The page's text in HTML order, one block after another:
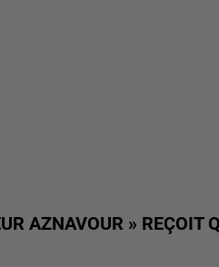
AZNAVOUR » REÇOIT